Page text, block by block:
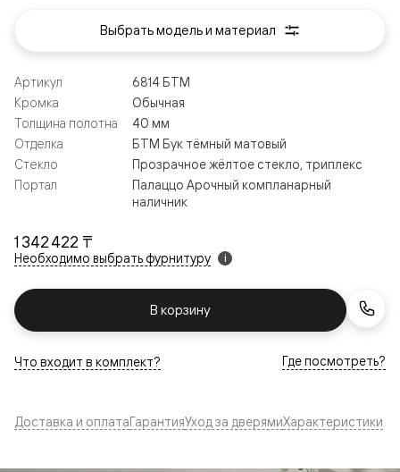
1 342 422 ₸
Необходимо выбрать фурнитуру i
В корзину
Артикул
6814 БТМ
Кромка
Обычная
Толщина полотна
40 мм
Отделка
БТМ Бук тёмный матовый
Стекло
Прозрачное жёлтое стекло, триплекс
Портал
Палаццо Арочный компланарный
наличник
Что входит в комплект? Где посмотреть?
Выбрать модель и материал
Доставка и оплатаГарантияУход за дверямиХарактеристики